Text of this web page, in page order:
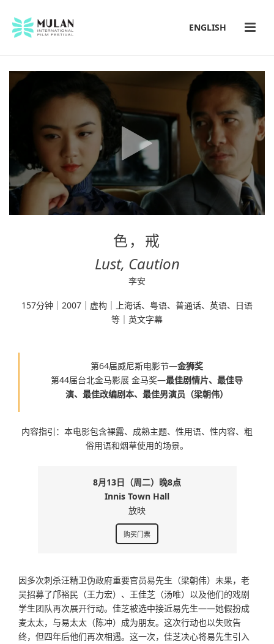
ENGLISH
色，戒
Lust, Caution
李安
157分钟｜2007｜虚构｜上海话、粤语、普通话、英语、日语
等｜英文字幕
第64届威尼斯电影节—金狮奖
第44届台北金马影展 金马奖—最佳剧情片、最佳导
演、最佳改编剧本、最佳男演员（梁朝伟）
内容指引：本电影包含裸露、成熟主题、性用语、性内容、粗
俗用语和烟草使用的场景。
8月13日（周二）晚8点
Innis Town Hall
放映
购买门票
因多次刺杀汪精卫伪政府重要官员易先生（梁朝伟）未果，老
吴招募了邝裕民（王力宏）、王佳芝（汤唯）以及他们的戏剧
学生团队再次展开行动。佳芝被选中接近易先生——她假扮成
麦太太，与易太太（陈冲）成为朋友。这次行动也以失败告
终，但四年后他们再次相遇。这一次，佳芝决心将易先生引入